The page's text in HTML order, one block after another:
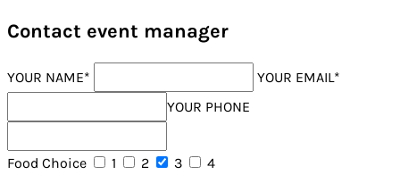
Contact event manager
YOUR NAME*
YOUR EMAIL*
YOUR PHONE
Food Choice 1 2 3 4